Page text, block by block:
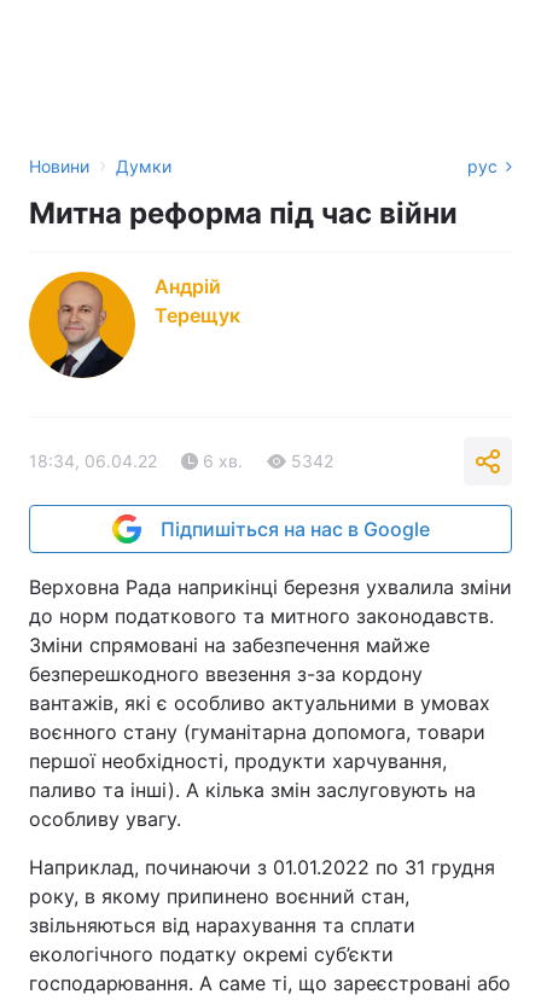
Новини › Думки рус
Митна реформа під час війни
Андрій
Терещук
18:34, 06.04.22 6 хв. 5342
Підпишіться на нас в Google
Верховна Рада наприкінці березня ухвалила зміни
до норм податкового та митного законодавств.
Зміни спрямовані на забезпечення майже
безперешкодного ввезення з-за кордону
вантажів, які є особливо актуальними в умовах
воєнного стану (гуманітарна допомога, товари
першої необхідності, продукти харчування,
паливо та інші). А кілька змін заслуговують на
особливу увагу.
Наприклад, починаючи з 01.01.2022 по 31 грудня
року, в якому припинено воєнний стан,
звільняються від нарахування та сплати
екологічного податку окремі суб’єкти
господарювання. А саме ті, що зареєстровані або